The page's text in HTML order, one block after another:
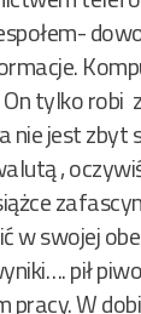
tylko robi
nie jest
,
w swojej
pił
pracy. W